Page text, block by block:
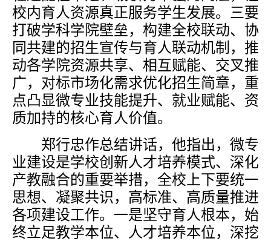
校内育人资源真正服务学生发展。三要
打破学科学院壁垒，构建全校联动、协
同共建的招生宣传与育人联动机制，推
动各学院资源共享、相互赋能、交叉推
广，对标市场化需求优化招生简章，重
点凸显微专业技能提升、就业赋能、资
质加持的核心育人价值。
郑行忠作总结讲话，他指出，微专
业建设是学校创新人才培养模式、深化
产教融合的重要举措，全校上下要统一
思想、凝聚共识，高标准、高质量推进
各项建设工作。一是坚守育人根本，始
终立足教学本位、人才培养本位，深挖